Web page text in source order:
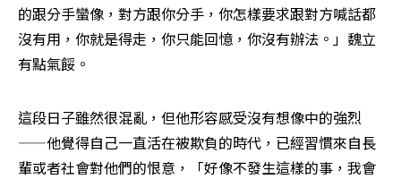
的跟分手蠻像，對方跟你分手，你怎樣要求跟對方喊話都
沒有用，你就是得走，你只能回憶，你沒有辦法。」魏立
有點氣餒。
這段日子雖然很混亂，但他形容感受沒有想像中的強烈
——他覺得自己一直活在被欺負的時代，已經習慣來自長
輩或者社會對他們的恨意，「好像不發生這樣的事，我會